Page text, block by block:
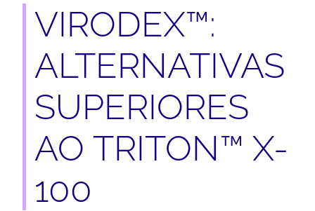
VIRODEX™:
ALTERNATIVAS
SUPERIORES
AO TRITON™ X-
100